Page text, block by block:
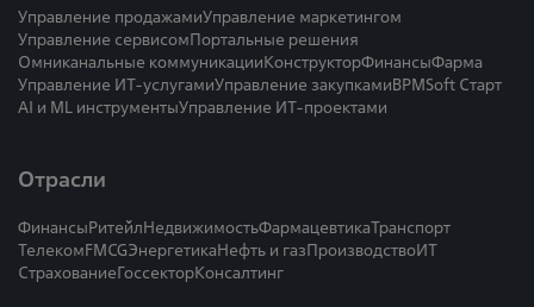
Управление продажамиУправление маркетингом
Управление сервисомПортальные решения
Омниканальные коммуникацииКонструкторФинансыФарма
Управление ИТ-услугамиУправление закупкамиBPMSoft Старт
AI и ML инструментыУправление ИТ-проектами
Отрасли
ФинансыРитейлНедвижимостьФармацевтикаТранспорт
ТелекомFMCGЭнергетикаНефть и газПроизводствоИТ
СтрахованиеГоссекторКонсалтинг